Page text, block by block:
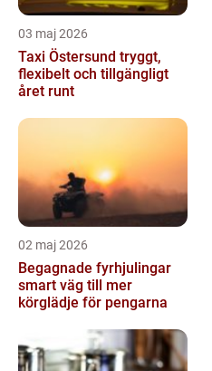
03 maj 2026
Taxi Östersund tryggt,
flexibelt och tillgängligt
året runt
02 maj 2026
Begagnade fyrhjulingar
smart väg till mer
körglädje för pengarna